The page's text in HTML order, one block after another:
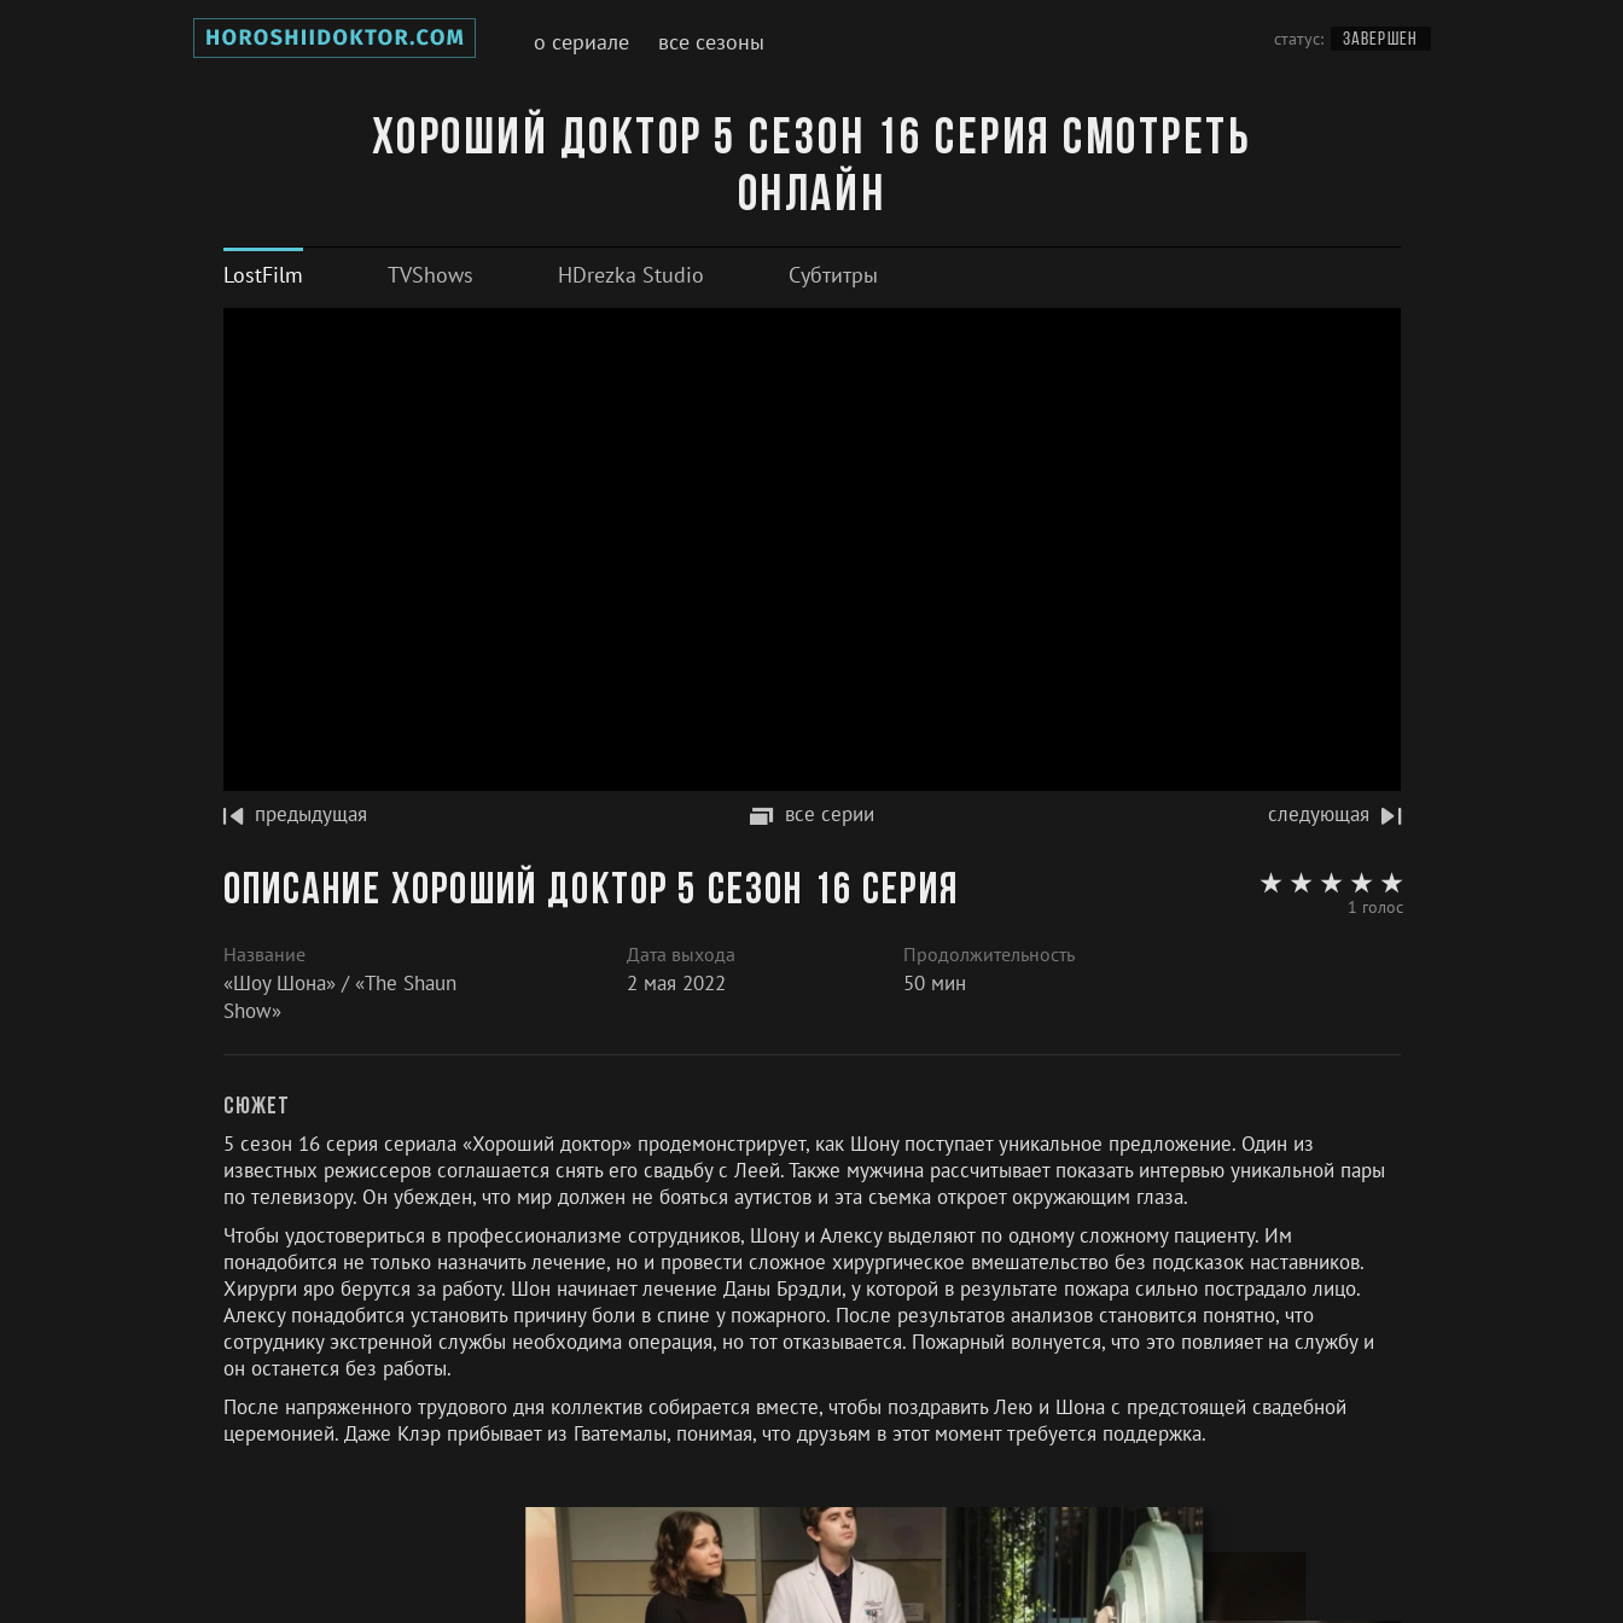
о сериале все сезоны статус: ЗАВЕРШЕН
Хороший доктор 5 сезон 16 серия смотреть
онлайн
LostFilm TVShows HDrezka Studio Субтитры
предыдущая все серии следующая
1 голос
Описание Хороший доктор 5 сезон 16 серия
Название
«Шоу Шона» / «The Shaun
Show»
Дата выхода
2 мая 2022
Продолжительность
50 мин
Сюжет
5 сезон 16 серия сериала «Хороший доктор» продемонстрирует, как Шону поступает уникальное предложение. Один из
известных режиссеров соглашается снять его свадьбу с Леей. Также мужчина рассчитывает показать интервью уникальной пары
по телевизору. Он убежден, что мир должен не бояться аутистов и эта съемка откроет окружающим глаза.
Чтобы удостовериться в профессионализме сотрудников, Шону и Алексу выделяют по одному сложному пациенту. Им
понадобится не только назначить лечение, но и провести сложное хирургическое вмешательство без подсказок наставников.
Хирурги яро берутся за работу. Шон начинает лечение Даны Брэдли, у которой в результате пожара сильно пострадало лицо.
Алексу понадобится установить причину боли в спине у пожарного. После результатов анализов становится понятно, что
сотруднику экстренной службы необходима операция, но тот отказывается. Пожарный волнуется, что это повлияет на службу и
он останется без работы.
После напряженного трудового дня коллектив собирается вместе, чтобы поздравить Лею и Шона с предстоящей свадебной
церемонией. Даже Клэр прибывает из Гватемалы, понимая, что друзьям в этот момент требуется поддержка.